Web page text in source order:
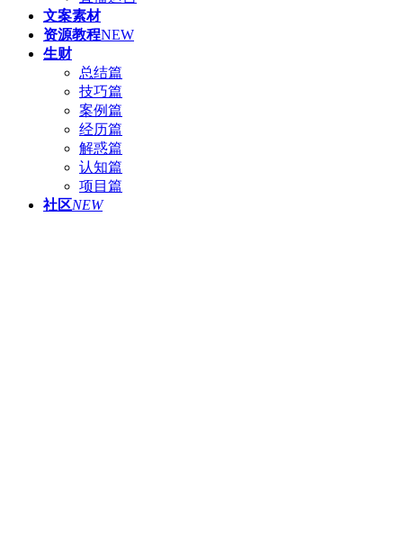
文案素材
资源教程NEW
生财
总结篇
技巧篇
案例篇
经历篇
解惑篇
认知篇
项目篇
社区NEW